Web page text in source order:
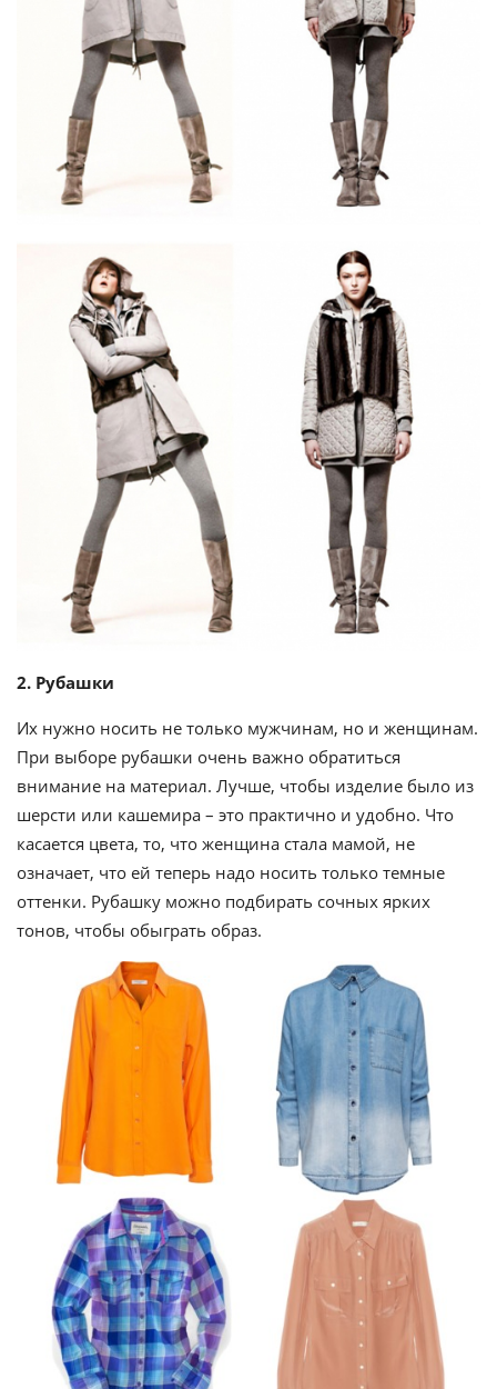
2. Рубашки
Их нужно носить не только мужчинам, но и женщинам.
При выборе рубашки очень важно обратиться
внимание на материал. Лучше, чтобы изделие было из
шерсти или кашемира – это практично и удобно. Что
касается цвета, то, что женщина стала мамой, не
означает, что ей теперь надо носить только темные
оттенки. Рубашку можно подбирать сочных ярких
тонов, чтобы обыграть образ.